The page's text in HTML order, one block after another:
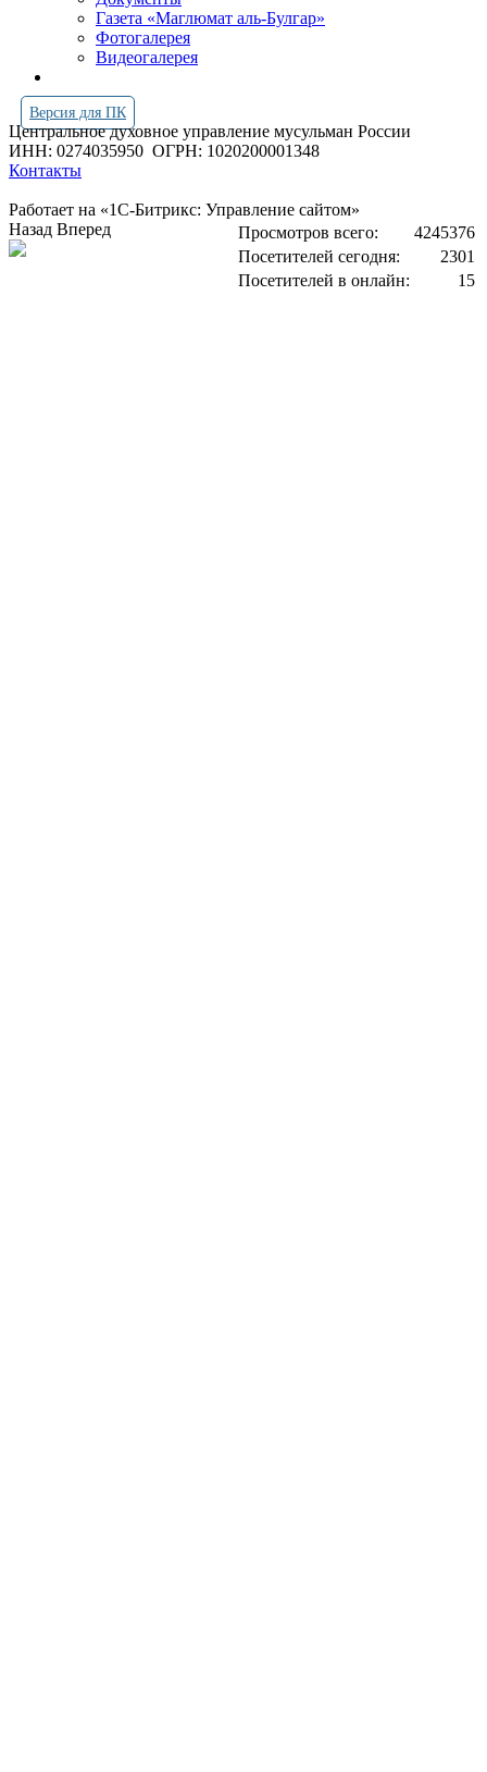
Газета «Маглюмат аль-Булгар»
Фотогалерея
Видеогалерея
Версия для ПК
Центральное духовное управление мусульман России
ИНН: 0274035950 ОГРН: 1020200001348
Контакты
Работает на «1С-Битрикс: Управление сайтом»
Просмотров всего:
4245376
Посетителей сегодня:
2301
Посетителей в онлайн:
15
Назад Вперед